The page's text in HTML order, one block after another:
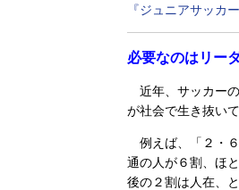
『ジュニアサッカ
必要なのはリー
近年、サッカー
が社会で生き抜い
例えば、「２・
通の人が６割、ほ
後の２割は人在、